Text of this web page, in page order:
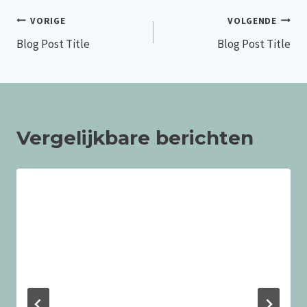
Bericht
navigatie
VORIGE
Blog Post Title
VOLGENDE
Blog Post Title
Vergelijkbare berichten